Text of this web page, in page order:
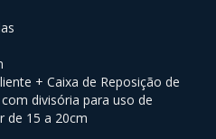
+ Caixa de Reposição de
divisória para uso de
de 15 a 20cm